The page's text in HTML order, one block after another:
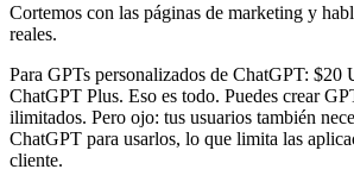
Cortemos con las páginas de marketing y
reales.
Para GPTs personalizados de ChatGPT: $20
ChatGPT Plus. Eso es todo. Puedes crear
ilimitados. Pero ojo: tus usuarios también
ChatGPT para usarlos, lo que limita las
cliente.